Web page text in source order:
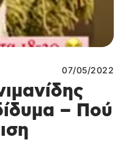
07/05/2022
– Πού